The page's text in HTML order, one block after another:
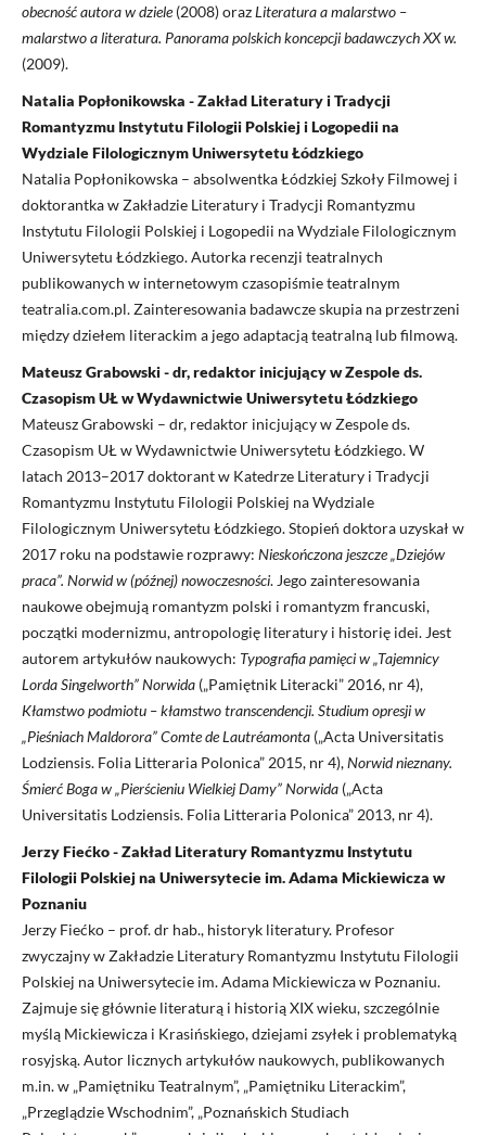
obecność autora w dziele(2008) orazLiteratura a malarstwo –
malarstwo a literatura. Panorama polskichkoncepcji badawczych XX w.
(2009).
Natalia Popłonikowska - Zakład Literatury i Tradycji
Romantyzmu Instytutu Filologii Polskiej i Logopedii na
Wydziale Filologicznym Uniwersytetu Łódzkiego
Natalia Popłonikowska – absolwentka Łódzkiej Szkoły Filmowej i
doktorantka w Zakładzie Literatury i Tradycji Romantyzmu
Instytutu Filologii Polskiej i Logopedii na Wydziale Filologicznym
Uniwersytetu Łódzkiego. Autorka recenzji teatralnych
publikowanych w internetowym czasopiśmie teatralnym
teatralia.com.pl. Zainteresowania badawcze skupia na przestrzeni
między dziełem literackim a jego adaptacją teatralną lub filmową.
Mateusz Grabowski - dr, redaktor inicjujący w Zespole ds.
Czasopism UŁ w Wydawnictwie Uniwersytetu Łódzkiego
Mateusz Grabowski – dr, redaktor inicjujący w Zespole ds.
Czasopism UŁ w Wydawnictwie Uniwersytetu Łódzkiego. W
latach 2013–2017 doktorant w Katedrze Literatury i Tradycji
Romantyzmu Instytutu Filologii Polskiej na Wydziale
Filologicznym Uniwersytetu Łódzkiego. Stopień doktora uzyskał w
2017 roku na podstawie rozprawy: Nieskończona jeszcze „Dziejów
praca”. Norwid w (późnej) nowoczesności. Jego zainteresowania
naukowe obejmują romantyzm polski i romantyzm francuski,
początki modernizmu, antropologię literatury i historię idei. Jest
autorem artykułów naukowych: Typografia pamięciw „Tajemnicy
Lorda Singelworth” Norwida („Pamiętnik Literacki” 2016, nr 4),
Kłamstwo podmiotu – kłamstwo transcendencji. Studium opresji w
„PieśniachMaldorora” Comte de Lautréamonta („Acta Universitatis
Lodziensis. Folia Litteraria Polonica” 2015, nr 4),Norwid nieznany.
Śmierć Boga w „Pierścieniu WielkiejDamy” Norwida („Acta
Universitatis Lodziensis. Folia Litteraria Polonica” 2013, nr 4).
Jerzy Fiećko - Zakład Literatury Romantyzmu Instytutu
Filologii Polskiej na Uniwersytecie im. Adama Mickiewicza w
Poznaniu
Jerzy Fiećko – prof. dr hab., historyk literatury. Profesor
zwyczajny w Zakładzie Literatury Romantyzmu Instytutu Filologii
Polskiej na Uniwersytecie im. Adama Mickiewicza w Poznaniu.
Zajmuje się głównie literaturą i historią XIX wieku, szczególnie
myślą Mickiewicza i Krasińskiego, dziejami zsyłek i problematyką
rosyjską. Autor licznych artykułów naukowych, publikowanych
m.in. w „Pamiętniku Teatralnym”, „Pamiętniku Literackim”,
„Przeglądzie Wschodnim”, „Poznańskich Studiach